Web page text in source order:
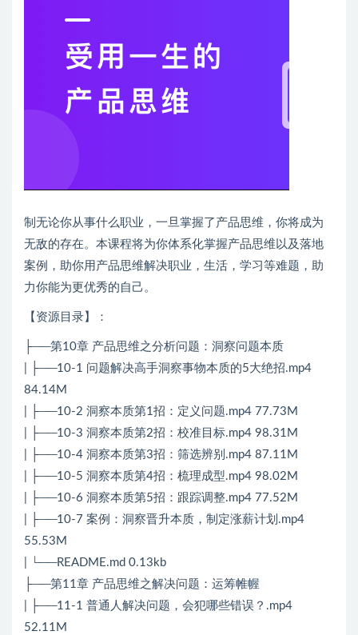
制无论你从事什么职业，一旦掌握了产品思维，你将成为
无敌的存在。本课程将为你体系化掌握产品思维以及落地
案例，助你用产品思维解决职业，生活，学习等难题，助
力你能为更优秀的自己。
【资源目录】：
├──第10章 产品思维之分析问题：洞察问题本质
| ├──10-1 问题解决高手洞察事物本质的5大绝招.mp4
84.14M
| ├──10-2 洞察本质第1招：定义问题.mp4 77.73M
| ├──10-3 洞察本质第2招：校准目标.mp4 98.31M
| ├──10-4 洞察本质第3招：筛选辨别.mp4 87.11M
| ├──10-5 洞察本质第4招：梳理成型.mp4 98.02M
| ├──10-6 洞察本质第5招：跟踪调整.mp4 77.52M
| ├──10-7 案例：洞察晋升本质，制定涨薪计划.mp4
55.53M
| └──README.md 0.13kb
├──第11章 产品思维之解决问题：运筹帷幄
| ├──11-1 普通人解决问题，会犯哪些错误？.mp4
52.11M